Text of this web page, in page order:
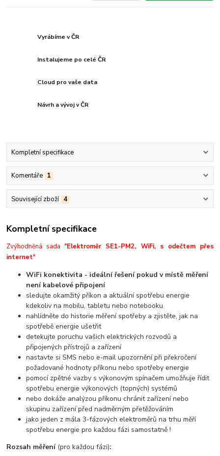
Vyrábíme v ČR
Instalujeme po celé ČR
Cloud pro vaše data
Návrh a vývoj v ČR
Kompletní specifikace
Komentáře 1
Související zboží 4
Kompletní specifikace
Zvýhodněná sada "Elektroměr SE1-PM2, WiFi, s odečtem přes
internet"
WiFi konektivita - ideální řešení pokud v místě měření
není kabelové připojení
sledujte okamžitý příkon a aktuální spotřebu energie
kdekoliv na mobilu, tabletu nebo notebooku
nahlídněte do historie měření spotřeby a zjistěte, jak na
spotřebě energie ušetřit
detekujte poruchu vašich elektrických rozvodů a
připojených přístrojů a zařízení
nastavte si SMS nebo e-mail upozornění při překročení
požadované hodnoty příkonu nebo spotřeby energie
pomocí zpětné vazby s výkonovým spínačem umožňuje řídit
spotřebu energie výkonových (topných) systémů
nebo dokáže analýzou příkonu chránit zařízení nebo
skupinu zařízení před nadměrným přetěžováním
jako jeden z mála 3-fázových elektroměrů na trhu měří
spotřebu energie pro každou fázi samostatně !
Rozsah měření (pro každou fázi):